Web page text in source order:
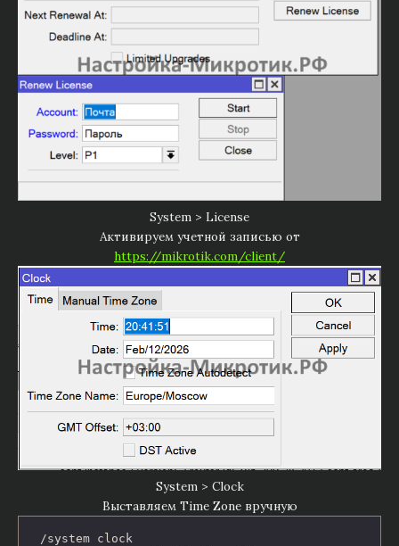
System > License
Активируем учетной записью от
https://mikrotik.com/client/
System > Clock
Выставляем Time Zone вручную
/system clock